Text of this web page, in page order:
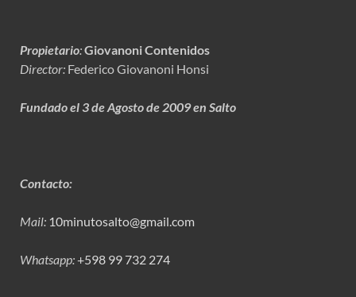
Propietario:Giovanoni Contenidos
Director: Federico Giovanoni Honsi
Fundado el 3 de Agosto de 2009 en Salto
Contacto:
Mail: 10minutosalto@gmail.com
Whatsapp:+598 99 732 274